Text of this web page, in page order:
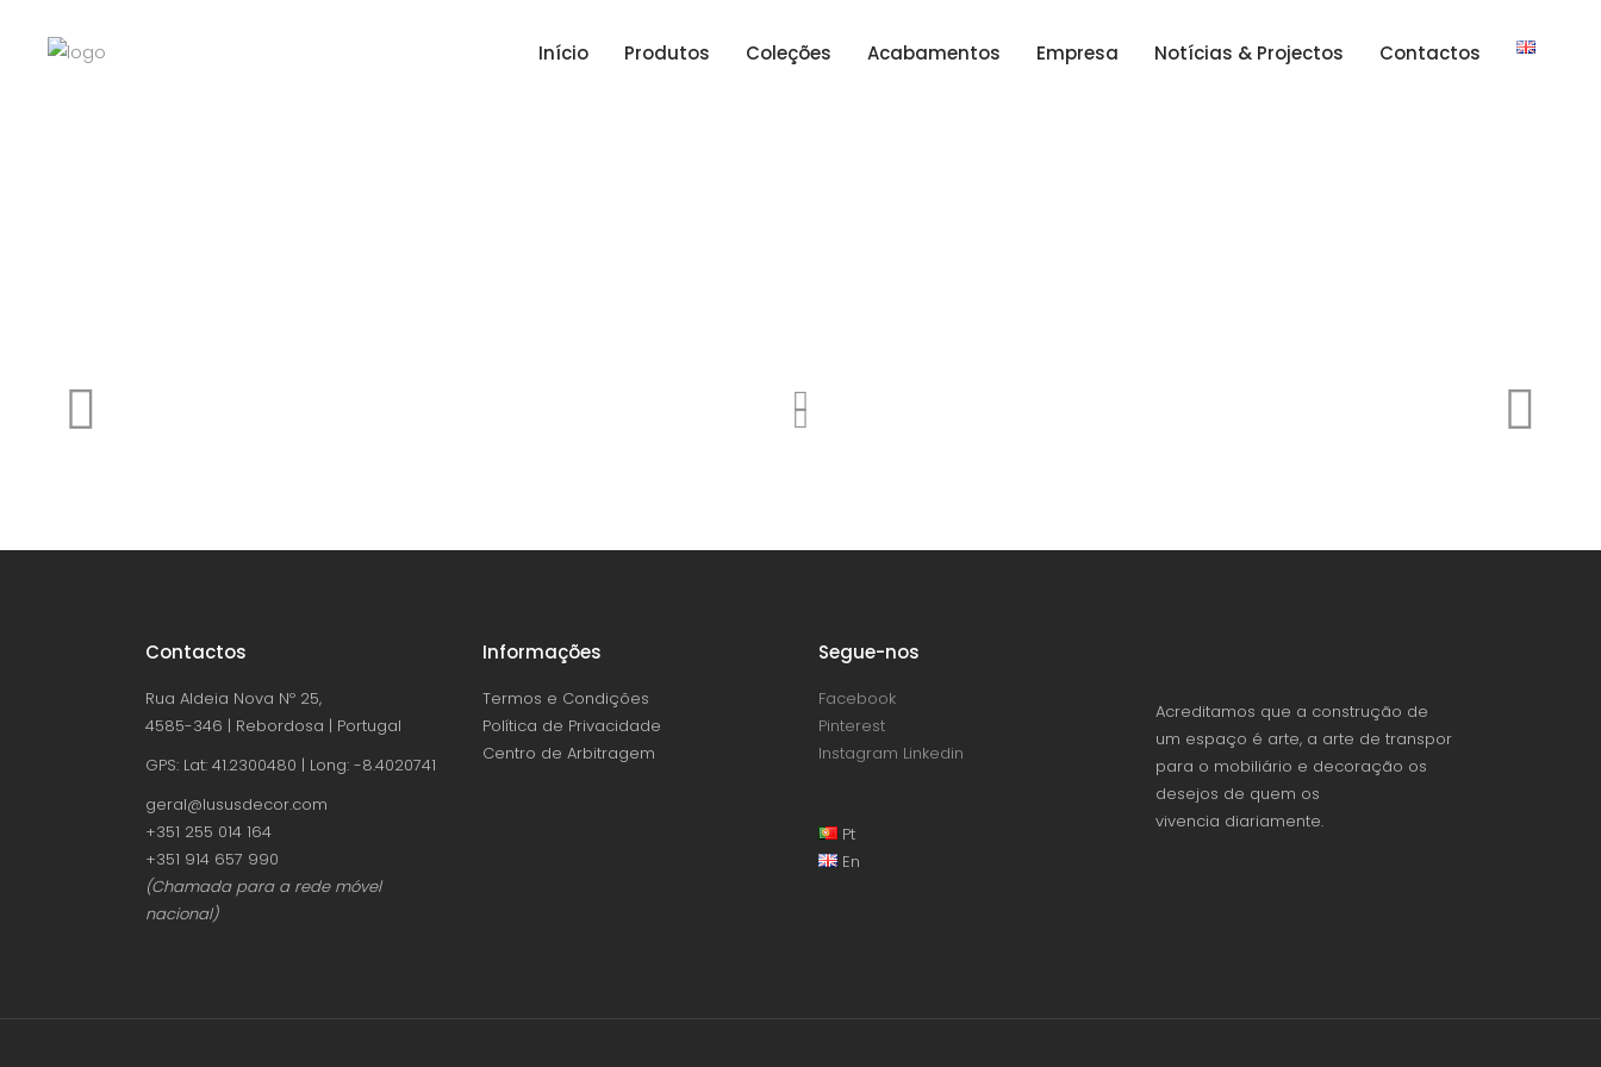
Início Produtos Coleções Acabamentos Empresa Notícias & Projectos Contactos
Contactos
Rua Aldeia Nova Nº 25,
4585-346 | Rebordosa | Portugal
GPS: Lat: 41.2300480 | Long: -8.4020741
geral@lususdecor.com
‪+351 255 014 164‬
‪+351 914 657 990
(Chamada para a rede móvel
nacional)
Informações
Termos e Condições
Política de Privacidade
Centro de Arbitragem
Segue-nos
Facebook
Pinterest
Instagram Linkedin
Pt
En
Acreditamos que a construção de
um espaço é arte, a arte de transpor
para o mobiliário e decoração os
desejos de quem os
vivencia diariamente.